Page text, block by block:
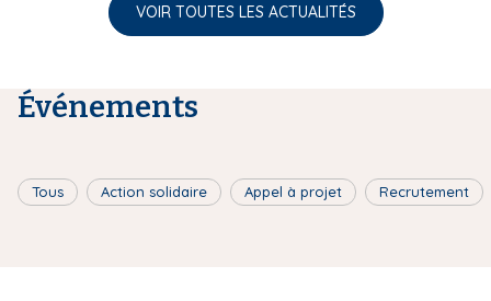
VOIR TOUTES LES ACTUALITÉS
Événements
Tous Action solidaire Appel à projet Recrutement